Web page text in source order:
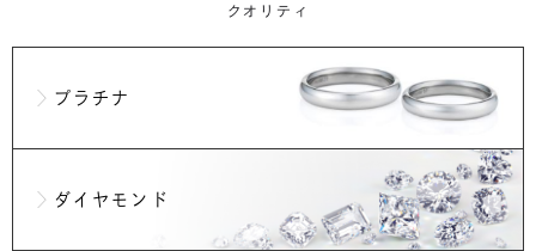
クオリティ
プラチナ
ダイヤモンド